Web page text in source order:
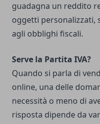
guadagna un reddito
oggetti personalizzati,
agli obblighi fiscali.
Serve la Partita IVA?
Quando si parla di
online, una delle
necessità o meno di
risposta dipende da